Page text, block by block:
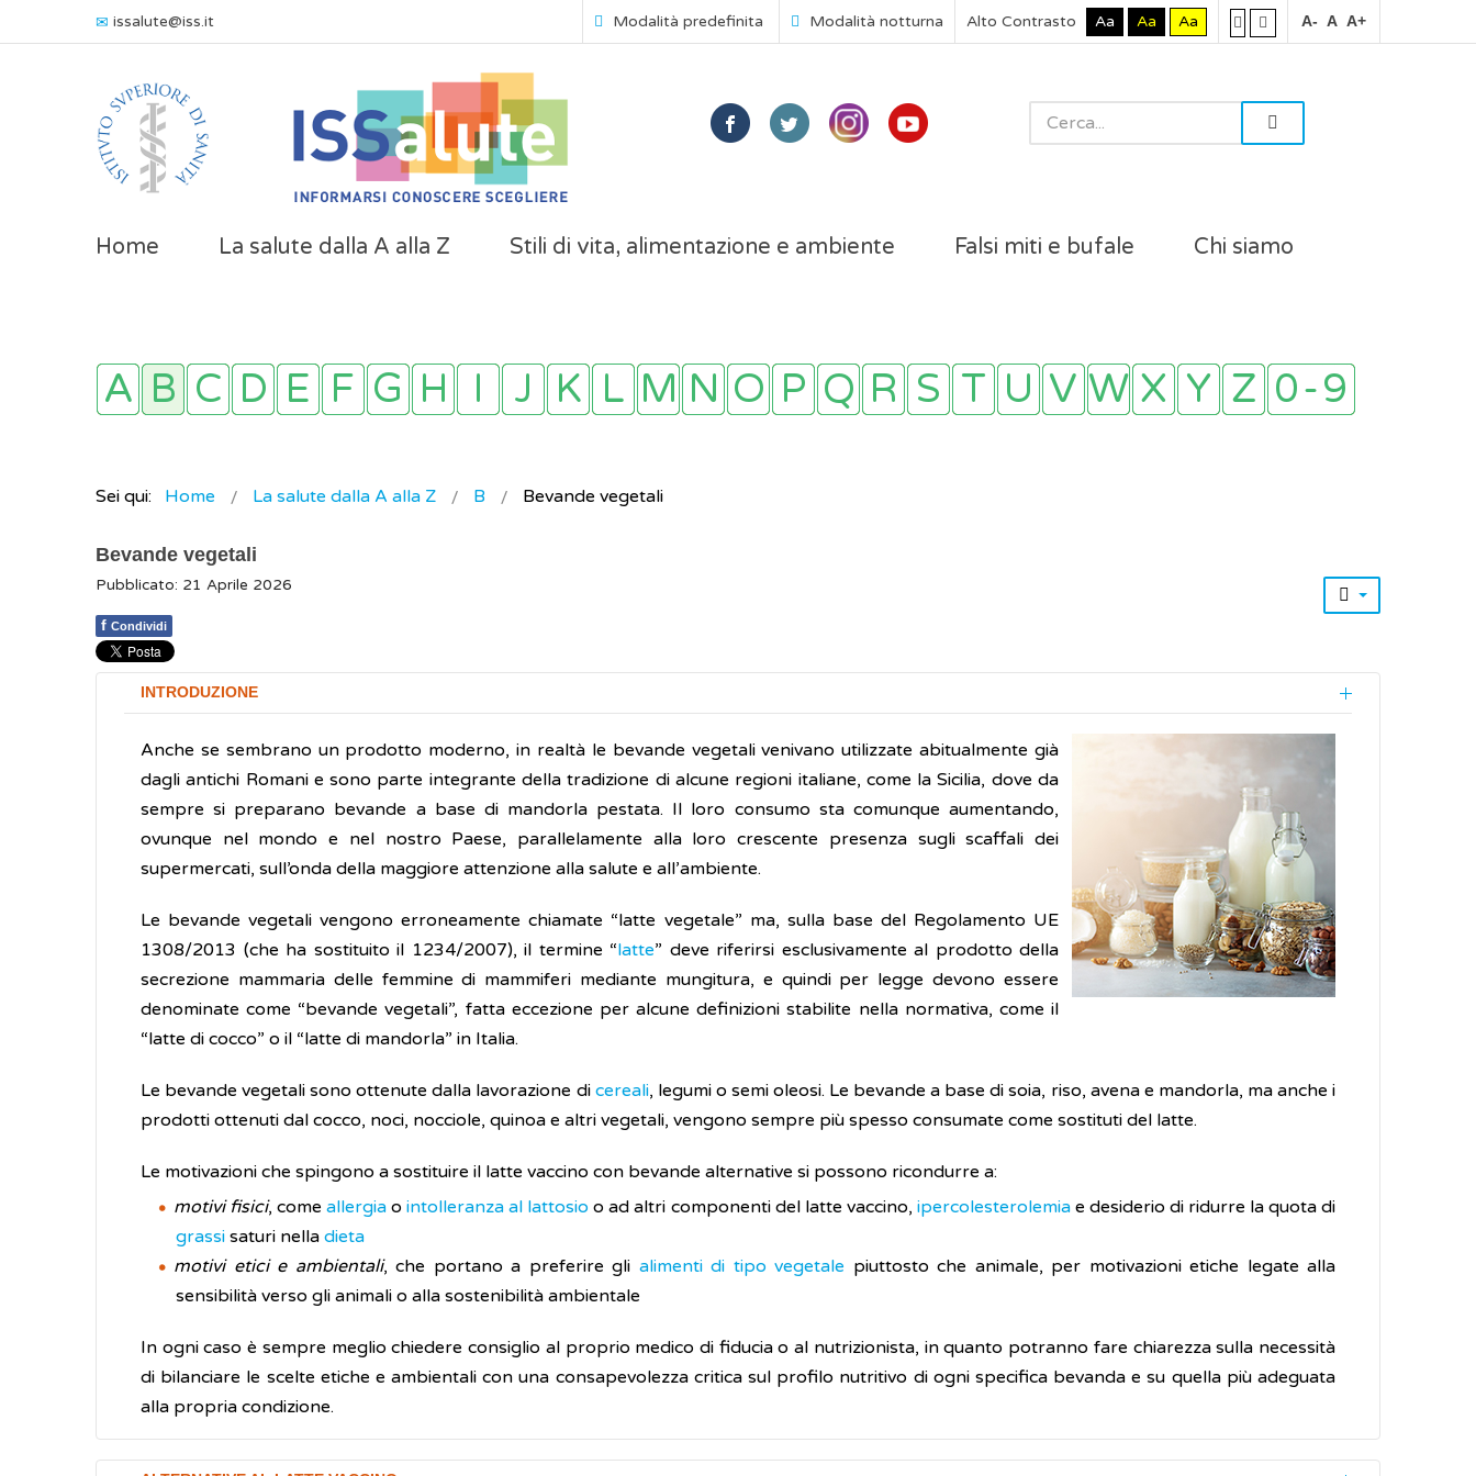
issalute@iss.it Modalità predefinita Modalità notturna Alto Contrasto Aa Aa Aa A- A A+
Home La salute dalla A alla Z Stili di vita, alimentazione e ambiente Falsi miti e bufale Chi siamo
Sei qui: Home La salute dalla A alla Z B Bevande vegetali
Bevande vegetali
Pubblicato: 21 Aprile 2026
f Condividi
INTRODUZIONE
Anche se sembrano un prodotto moderno, in realtà le bevande vegetali venivano utilizzate abitualmente già
dagli antichi Romani e sono parte integrante della tradizione di alcune regioni italiane, come la Sicilia, dove da
sempre si preparano bevande a base di mandorla pestata. Il loro consumo sta comunque aumentando,
ovunque nel mondo e nel nostro Paese, parallelamente alla loro crescente presenza sugli scaffali dei
supermercati, sull’onda della maggiore attenzione alla salute e all’ambiente.
Le bevande vegetali vengono erroneamente chiamate “latte vegetale” ma, sulla base del Regolamento UE
1308/2013 (che ha sostituito il 1234/2007), il termine “latte” deve riferirsi esclusivamente al prodotto della
secrezione mammaria delle femmine di mammiferi mediante mungitura, e quindi per legge devono essere
denominate come “bevande vegetali”, fatta eccezione per alcune definizioni stabilite nella normativa, come il
“latte di cocco” o il “latte di mandorla” in Italia.
Le bevande vegetali sono ottenute dalla lavorazione di cereali, legumi o semi oleosi. Le bevande a base di soia, riso, avena e mandorla, ma anche i
prodotti ottenuti dal cocco, noci, nocciole, quinoa e altri vegetali, vengono sempre più spesso consumate come sostituti del latte.
Le motivazioni che spingono a sostituire il latte vaccino con bevande alternative si possono ricondurre a:
motivi fisici, comeallergia ointolleranza al lattosio o ad altri componenti del latte vaccino, ipercolesterolemiae desiderio di ridurre la quota di
grassi saturi nella dieta
motivi etici e ambientali, che portano a preferire gli alimenti di tipo vegetale piuttosto che animale, per motivazioni etiche legate alla
sensibilità verso gli animali o alla sostenibilità ambientale
In ogni caso è sempre meglio chiedere consiglio al proprio medico di fiducia o al nutrizionista, in quanto potranno fare chiarezza sulla necessità
di bilanciare le scelte etiche e ambientali con una consapevolezza critica sul profilo nutritivo di ogni specifica bevanda e su quella più adeguata
alla propria condizione.